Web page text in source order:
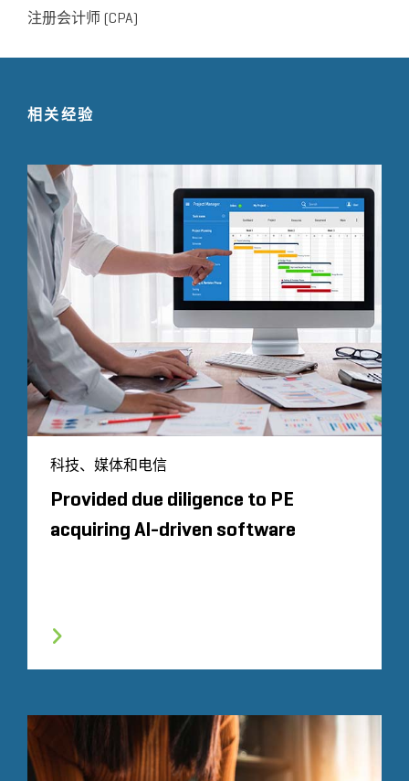
注册会计师 (CPA)
相关经验
科技、媒体和电信
Provided due diligence to PE
acquiring AI-driven software